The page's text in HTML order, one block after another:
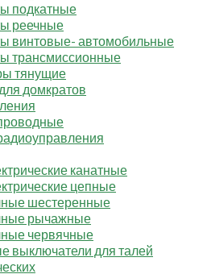
подкатные
реечные
винтовые- автомобильные
трансмиссионные
тянущие
домкратов
канатные
цепные
шестеренные
рычажные
червячные
выключатели для талей